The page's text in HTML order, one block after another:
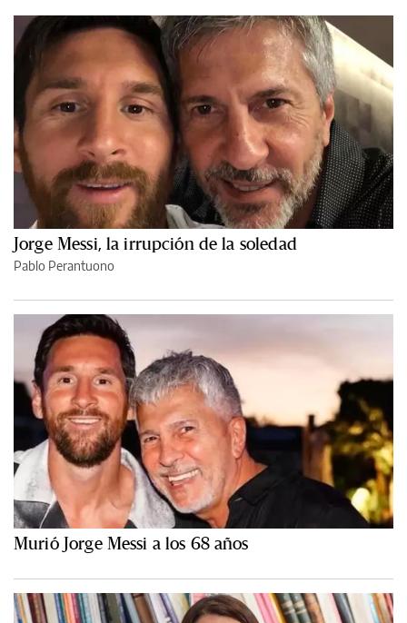
Jorge Messi, la irrupción de la soledad
Pablo Perantuono
Murió Jorge Messi a los 68 años